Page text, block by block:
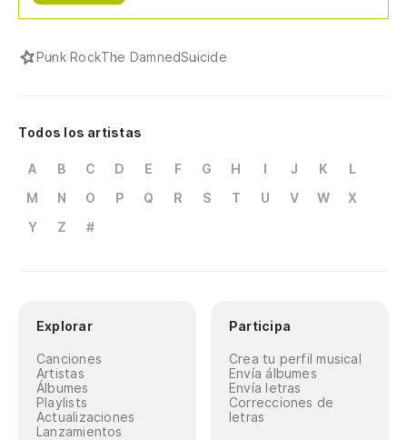
Punk RockThe DamnedSuicide
Todos los artistas
A B C D E F G H I J K
L
M
N O P Q R S T U V W
X
Y
Z #
Explorar
Canciones
Artistas
Álbumes
Playlists
Actualizaciones
Lanzamientos
Participa
Crea tu perfil musical
Envía álbumes
Envía letras
Correcciones de
letras